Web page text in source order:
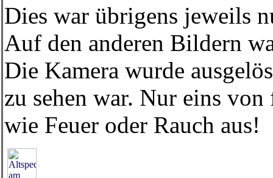
Dies war übrigens jeweils
Auf den anderen Bildern
Die Kamera wurde
zu sehen war. Nur eins
wie Feuer oder Rauch aus!